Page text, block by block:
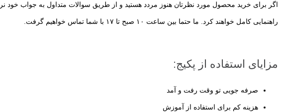
اگر برای خرید محصول مورد نظرتان هنوز مردد هستید و از طریق سوالات متداول به جواب خود
راهنمایی کامل خواهند کرد. ما حتما بین ساعت ۱۰ صبح تا ۱۷ با شما تماس خواهیم گرفت.
مزایای استفاده از پکیج:
صرفه جویی تو وقت رفت و آمد
هزینه کم برای استفاده از آموزش